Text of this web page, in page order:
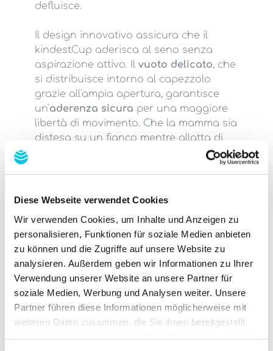
Diese Webseite verwendet Cookies
Wir verwenden Cookies, um Inhalte und Anzeigen zu
personalisieren, Funktionen für soziale Medien anbieten
zu können und die Zugriffe auf unsere Website zu
analysieren. Außerdem geben wir Informationen zu Ihrer
Verwendung unserer Website an unsere Partner für
soziale Medien, Werbung und Analysen weiter. Unsere
Partner führen diese Informationen möglicherweise mit
weiteren Daten zusammen, die Sie ihnen bereitgestellt
defluisce.
Il design innovativo assicura che il
kindestCup aderisca al seno senza
aspirazione attivo. Il vuoto delicato, che
si distribuisce intorno al capezzolo
grazie all'ampia apertura, garantisce
un'aderenza sicura per una maggiore
libertà di movimento. Che la mamma sia
distesa su un fianco mentre allatta di
notte o in movimento durante il giorno –
il kindestCup garantisce un'aderenzaa
sensazione di sicurezza.